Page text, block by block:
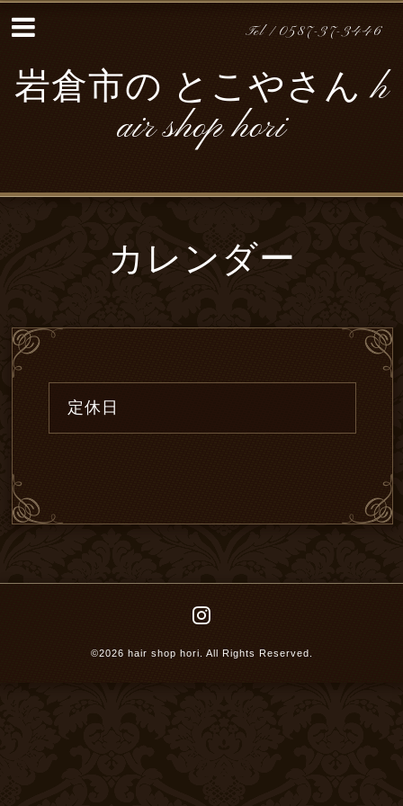
Tel / 0587-37-3446
岩倉市の とこやさん h
air shop hori
カレンダー
定休日
©2026 hair shop hori . All Rights Reserved.